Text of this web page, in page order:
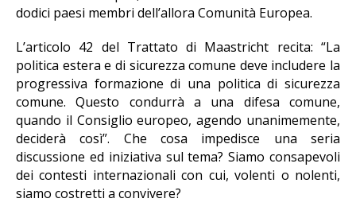
dodici paesi membri dell’allora Comunità Europea.
L’articolo 42 del Trattato di Maastricht recita: “La
politica estera e di sicurezza comune deve includere la
progressiva formazione di una politica di sicurezza
comune. Questo condurrà a una difesa comune,
quando il Consiglio europeo, agendo unanimemente,
deciderà così”. Che cosa impedisce una seria
discussione ed iniziativa sul tema? Siamo consapevoli
dei contesti internazionali con cui, volenti o nolenti,
siamo costretti a convivere?